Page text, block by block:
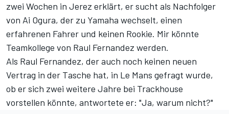
zwei Wochen in Jerez erklärt, er sucht als Nachfolger
von Ai Ogura, der zu Yamaha wechselt, einen
erfahrenen Fahrer und keinen Rookie. Mir könnte
Teamkollege von Raul Fernandez werden.
Als Raul Fernandez, der auch noch keinen neuen
Vertrag in der Tasche hat, in Le Mans gefragt wurde,
ob er sich zwei weitere Jahre bei Trackhouse
vorstellen könnte, antwortete er: "Ja, warum nicht?"